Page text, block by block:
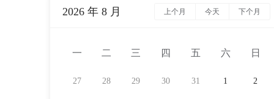
2026 年 8 月 上个月 今天 下个月
一 二 三 四 五 六 日
27 28 29 30 31 1 2